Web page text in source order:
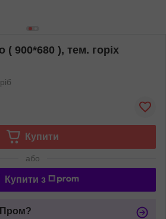
( 900*680 ), тем. горіх
Купити
або
Купити з
Пром?